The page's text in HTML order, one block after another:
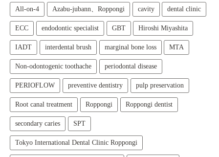
All‑on‑4 Azabu-jubann、Roppongi cavity dental clinic
ECC endodontic specialist GBT Hiroshi Miyashita
IADT interdental brush marginal bone loss MTA
Non-odontogenic toothache periodontal disease
PERIOFLOW preventive dentistry pulp preservation
Root canal treatment Roppongi Roppongi dentist
secondary caries SPT
Tokyo International Dental Clinic Roppongi